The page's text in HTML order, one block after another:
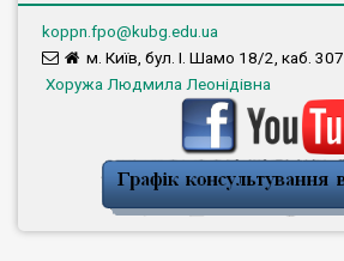
koppn.fpo@kubg.edu.ua
м. Київ, бул. І. Шамо 18/2, каб. 307
Хоружа Людмила Леонідівна